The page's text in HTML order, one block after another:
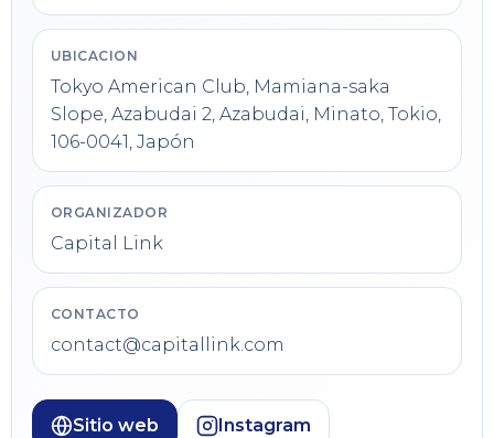
UBICACION
Tokyo American Club, Mamiana-saka
Slope, Azabudai 2, Azabudai, Minato, Tokio,
106-0041, Japón
ORGANIZADOR
Capital Link
CONTACTO
contact@capitallink.com
Sitio web Instagram